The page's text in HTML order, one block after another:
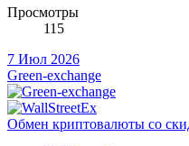
Просмотры
115
7 Июл 2026
Green-exchange
Обмен криптовалюты со